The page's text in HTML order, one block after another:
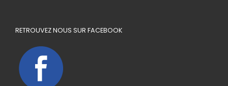
RETROUVEZ NOUS SUR FACEBOOK